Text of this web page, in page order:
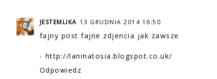
JESTEMLIKA 13 GRUDNIA 2014 16:50
fajny post fajne zdjencia jak zawsze
- http://laninatosia.blogspot.co.uk/
Odpowiedz